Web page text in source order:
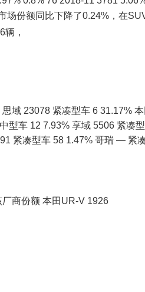
份额同比下降了0.24%，在
，
域 23078 紧凑型车 6 31.17%
型车 12 7.93% 享域 5506 紧凑
紧凑型车 58 1.47% 哥瑞 —
商份额 本田UR-V 1926